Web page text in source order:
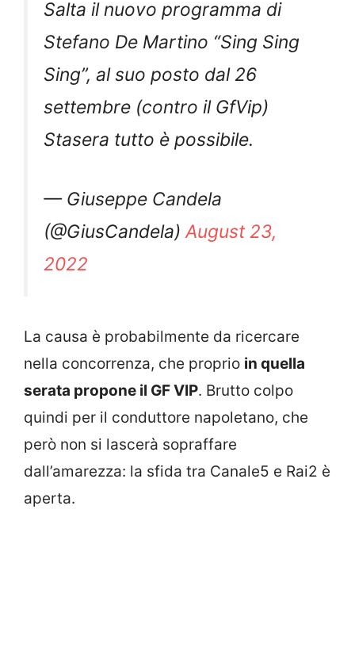
Salta il nuovo programma di
Stefano De Martino “Sing Sing
Sing”, al suo posto dal 26
settembre (contro il GfVip)
Stasera tutto è possibile.
— Giuseppe Candela
(@GiusCandela)August 23,
2022
La causa è probabilmente da ricercare
nella concorrenza, che proprio in quella
serata propone il GF VIP. Brutto colpo
quindi per il conduttore napoletano, che
però non si lascerà sopraffare
dall’amarezza: la sfida tra Canale5 e Rai2 è
aperta.